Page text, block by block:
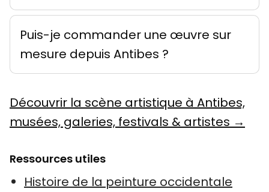
Puis-je commander une œuvre sur
mesure depuis Antibes ?
Découvrir la scène artistique à Antibes,
musées, galeries, festivals & artistes →
Ressources utiles
Histoire de la peinture occidentale